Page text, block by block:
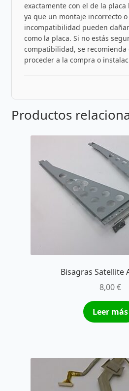
exactamente con el de la
ya que un montaje incorrecto o
incompatibilidad pueden
como la placa. Si no estás
compatibilidad, se
proceder a la compra o
Productos
Bisagras Satellite
8,00€
Leer más